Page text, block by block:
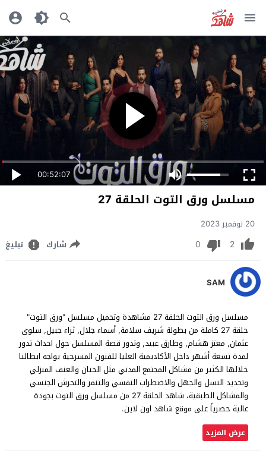
00:52:07
مسلسل ورق التوت الحلقة 27
20 نوفمبر 2023
2
0 شارك تبليغ
SAM
مسلسل ورق التوت الحلقة 27 مشاهدة وتحميل مسلسل "ورق التوت"
حلقة 27 كاملة من بطولة شريف سلامة, أسماء جلال, ثراء جبيل, سلوى
عثمان, معتز هشام, وطارق عبيد, وتدور قصة المسلسل حول احداث تدور
لمدة تسعة أشهر داخل الأكاديمية العليا للفنون المسرحية يواجه ابطالنا
خلالها الكثير من مشاكل المجتمع المدني مثل الختان والعنف المنزلي
وتحدید النسل والجھل والاضطراب النفسي والتنمر والتحرش الجنسي
والمشاكل الطبقیة، شاهد الحلقة 27 من مسلسل ورق التوت بجودة
عالية حصرياً على موقع شاهد اون لاين.
عرض المزيد